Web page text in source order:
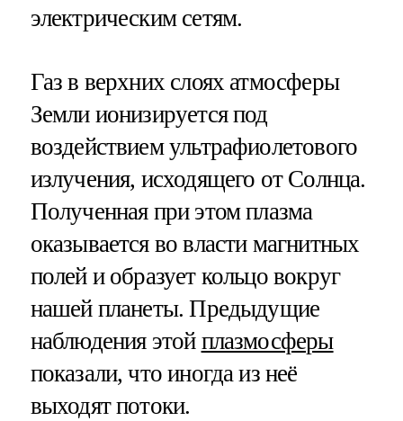
электрическим сетям.
Газ в верхних слоях атмосферы
Земли ионизируется под
воздействием ультрафиолетового
излучения, исходящего от Солнца.
Полученная при этом плазма
оказывается во власти магнитных
полей и образует кольцо вокруг
нашей планеты. Предыдущие
наблюдения этой плазмосферы
показали, что иногда из неё
выходят потоки.